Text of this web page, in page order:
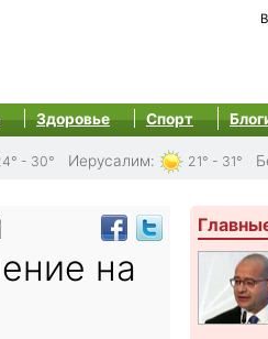
Здоровье Спорт
- 30° Иерусалим: 21° - 31°
на